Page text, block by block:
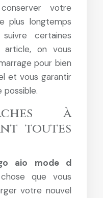
votre
plus longtemps
certaines
article, on vous
pour bien
et vous garantir
possible.
à
toutes
aio mode d
que vous
votre nouvel